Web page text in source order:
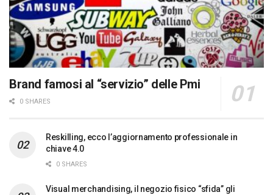
Brand famosi al “servizio” delle Pmi
0 SHARES
Reskilling, ecco l’aggiornamento professionale in
chiave 4.0
0 SHARES
Visual merchandising, il negozio fisico “sfida” gli